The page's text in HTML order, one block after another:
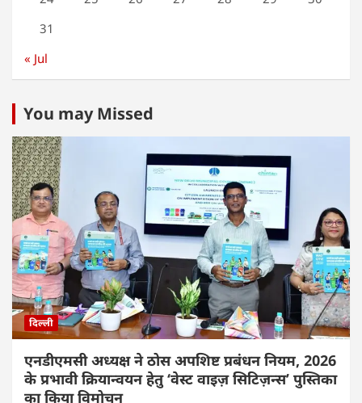
31
« Jul
You may Missed
दिल्ली
एनडीएमसी अध्यक्ष ने ठोस अपशिष्ट प्रबंधन नियम, 2026
के प्रभावी क्रियान्वयन हेतु ‘वेस्ट वाइज़ सिटिज़न्स’ पुस्तिका
का किया विमोचन